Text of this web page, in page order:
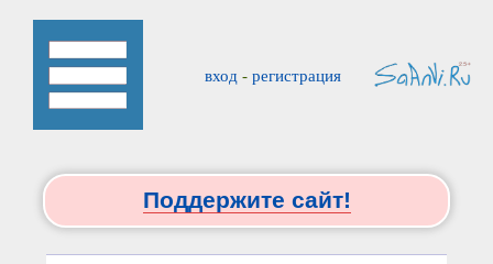
вход - регистрация
Поддержите сайт!